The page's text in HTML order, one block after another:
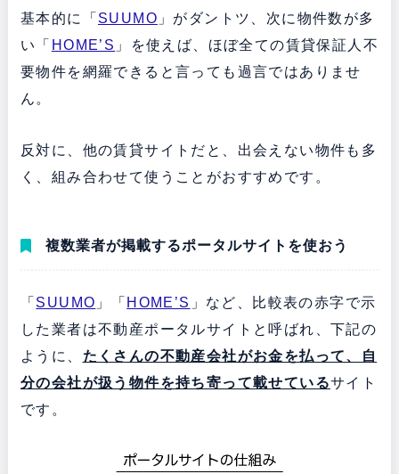
基本的に「 SUUMO 」がダントツ、次に物件数が多
い「 HOME’S 」を使えば、ほぼ全ての賃貸保証人不
要物件を網羅できると言っても過言ではありませ
ん。
反対に、他の賃貸サイトだと、出会えない物件も多
く、組み合わせて使うことがおすすめです。
複数業者が掲載するポータルサイトを使おう
「 SUUMO 」「 HOME’S 」など、比較表の赤字で示
した業者は不動産ポータルサイトと呼ばれ、下記の
ように、 たくさんの不動産会社がお金を払って、自
分の会社が扱う物件を持ち寄って載せているサイト
です。